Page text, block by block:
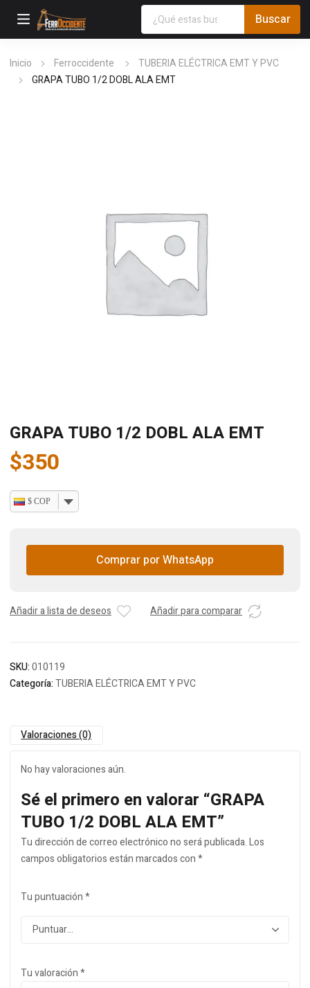
Inicio Ferroccidente
TUBERIA ELÉCTRICA EMT Y PVC
GRAPA TUBO 1/2 DOBL ALA EMT
GRAPA TUBO 1/2 DOBL ALA EMT
$350
$ COP
Comprar por WhatsApp
Añadir a lista de deseos Añadir para comparar
SKU:010119
Categoría:TUBERIA ELÉCTRICA EMT Y PVC
Valoraciones (0)
No hay valoraciones aún.
Sé el primero en valorar “GRAPA
TUBO 1/2 DOBL ALA EMT”
Tu dirección de correo electrónico no será publicada.Los
campos obligatorios están marcados con*
Tu puntuación*
Tu valoración*